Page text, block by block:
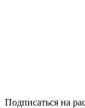
Подписаться на